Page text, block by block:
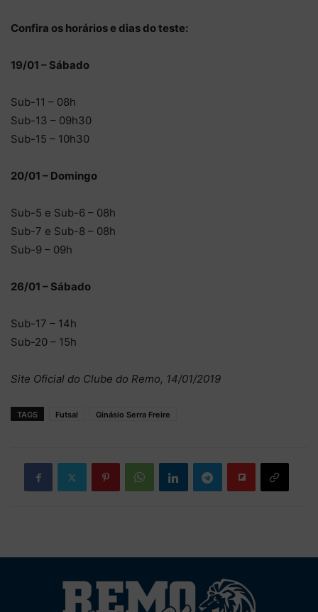
Confira os horários e dias do teste:
19/01 – Sábado
Sub-11 – 08h
Sub-13 – 09h30
Sub-15 – 10h30
20/01 – Domingo
Sub-5 e Sub-6 – 08h
Sub-7 e Sub-8 – 08h
Sub-9 – 09h
26/01 – Sábado
Sub-17 – 14h
Sub-20 – 15h
Site Oficial do Clube do Remo, 14/01/2019
TAGS Futsal Ginásio Serra Freire